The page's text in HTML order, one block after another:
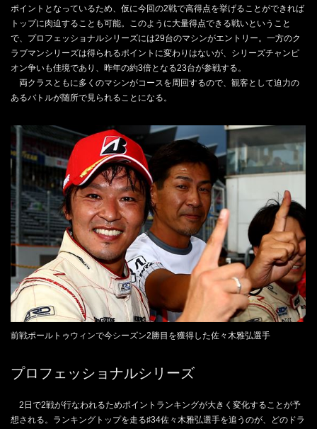
ポイントとなっているため、仮に今回の2戦で高得点を挙げることができれば
トップに肉迫することも可能。このように大量得点できる戦いということ
で、プロフェッショナルシリーズには29台のマシンがエントリー。一方のク
ラブマンシリーズは得られるポイントに変わりはないが、シリーズチャンピ
オン争いも佳境であり、昨年の約3倍となる23台が参戦する。
両クラスともに多くのマシンがコースを周回するので、観客として迫力の
あるバトルが随所で見られることになる。
前戦ポールトゥウィンで今シーズン2勝目を獲得した佐々木雅弘選手
プロフェッショナルシリーズ
2日で2戦が行なわれるためポイントランキングが大きく変化することが予
想される。ランキングトップを走る♯34佐々木雅弘選手を追うのが、どのドラ